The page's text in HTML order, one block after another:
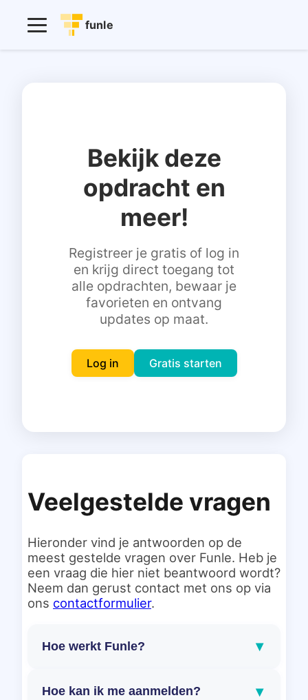
funle
Inloggen
Gratis starten
Bekijk deze
opdracht en
meer!
Registreer je gratis of log in
en krijg direct toegang tot
alle opdrachten, bewaar je
favorieten en ontvang
updates op maat.
Log in Gratis starten
Veelgestelde vragen
Hieronder vind je antwoorden op de
meest gestelde vragen over Funle. Heb je
een vraag die hier niet beantwoord wordt?
Neem dan gerust contact met ons op via
ons contactformulier.
Hoe werkt Funle? ▾
Hoe kan ik me aanmelden? ▾